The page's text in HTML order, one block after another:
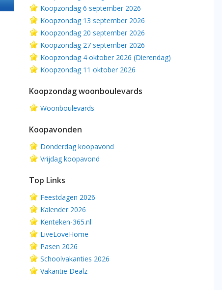
Koopzondag 6 september 2026
Koopzondag 13 september 2026
Koopzondag 20 september 2026
Koopzondag 27 september 2026
Koopzondag 4 oktober 2026 (Dierendag)
Koopzondag 11 oktober 2026
Koopzondag woonboulevards
Woonboulevards
Koopavonden
Donderdag koopavond
Vrijdag koopavond
Top Links
Feestdagen 2026
Kalender 2026
Kenteken-365.nl
LiveLoveHome
Pasen 2026
Schoolvakanties 2026
Vakantie Dealz